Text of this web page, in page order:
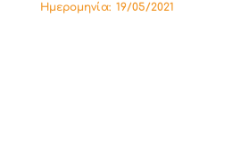
Ημερομηνία: 19/05/2021